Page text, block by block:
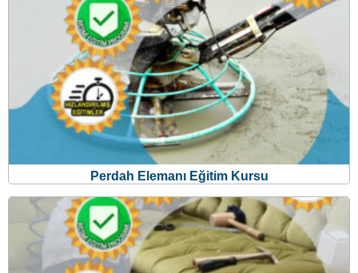
Perdah Elemanı Eğitim Kursu
Mobilya Döşeme Kesim Elemanı Eğitim Kursu